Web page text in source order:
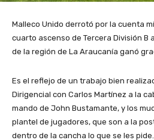
Malleco Unido derrotó por la cuenta
cuarto ascenso de Tercera División B
de la región de La Araucanía ganó
Es el reflejo de un trabajo bien
Dirigencial con Carlos Martínez a la
mando de John Bustamante, y los
plantel de jugadores, que son a la
dentro de la cancha lo que se les pide.